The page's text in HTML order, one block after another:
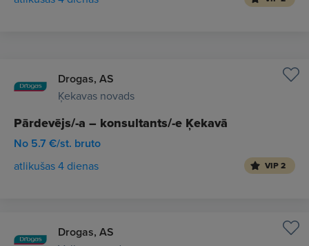
Drogas, AS
Ķekavas novads
Pārdevējs/-a – konsultants/-e Ķekavā
No 5.7 €/st. bruto
atlikušas 4 dienas VIP 2
Drogas, AS